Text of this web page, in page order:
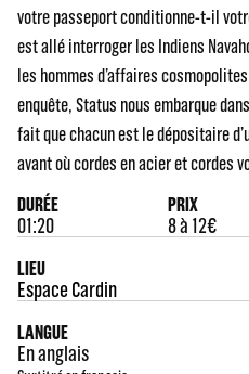
votre passeport conditionne-t-il
est allé interroger les Indiens
les hommes d’affaires
enquête, Status nous embarque
fait que chacun est le dépositaire
avant où cordes en acier et cordes
DURÉE
01:20
PRIX
8 à 12€
LIEU
Espace Cardin
LANGUE
En anglais